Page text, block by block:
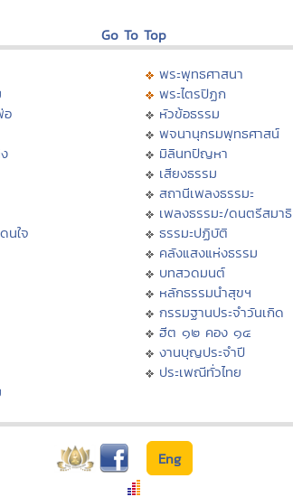
Go To Top
อ
นใจ
พระพุทธศาสนา
พระไตรปิฏก
หัวข้อธรรม
พจนานุกรมพุทธศาสน์
มิลินทปัญหา
เสียงธรรม
สถานีเพลงธรรมะ
เพลงธรรมะ/ดนตรีสมาธิ
ธรรมะปฏิบัติ
คลังแสงแห่งธรรม
บทสวดมนต์
หลักธรรมนำสุขฯ
กรรมฐานประจำวันเกิด
ฮีต ๑๒ คอง ๑๔
งานบุญประจำปี
ประเพณีทั่วไทย
Eng